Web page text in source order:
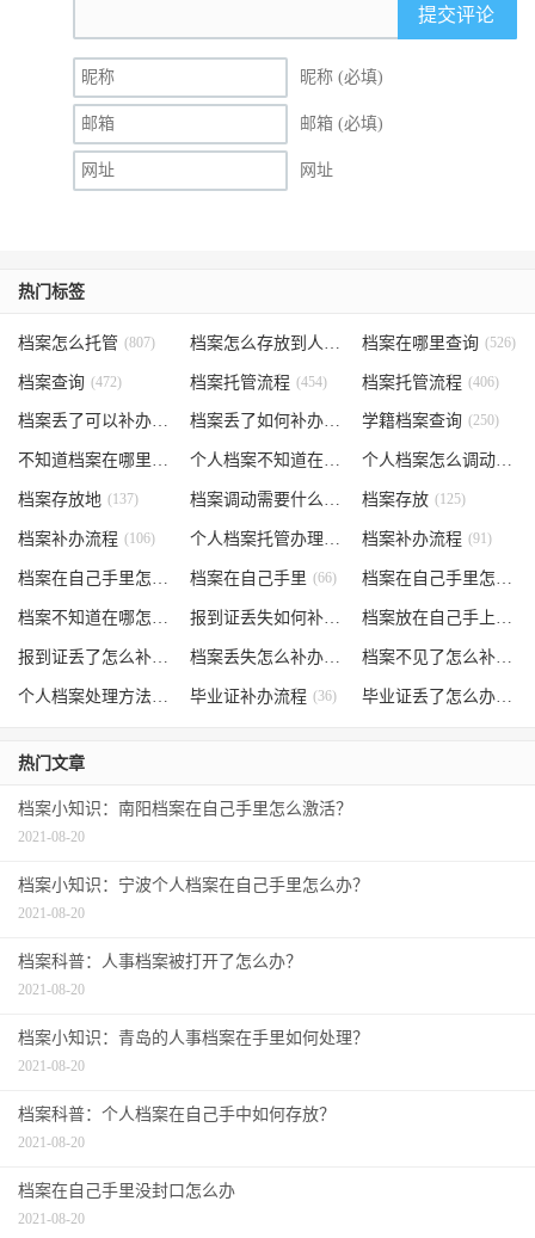
提交评论
昵称 (必填)
邮箱 (必填)
网址
热门标签
档案怎么托管 (807) (535)
档案在哪里查询 (526)
档案查询 (472) 档案托管流程 (454) 档案托管流程 (406)
档案丢了可以补办吗 (371) 档案丢了如何补办 学籍档案查询 (250)
不知道档案在哪里 个人档案不知道在哪儿 (191) 个人档案怎么调动
档案存放地 (137) 档案调动需要什么手续 (130)
档案存放 (125)
档案补办流程 (106) 个人档案托管办理流程 (102)
档案补办流程 (91)
档案在自己手里怎么办 (85)
档案在自己手里 (66) 档案在自己手里怎么处理
档案不知道在哪怎么办 (62) 报到证丢失如何补办 (54) 档案放在自己手上
报到证丢了怎么补办 (52) 档案丢失怎么补办 档案不见了怎么补办
个人档案处理方法 毕业证补办流程 (36) 毕业证丢了怎么办
热门文章
档案小知识：南阳档案在自己手里怎么激活？
2021-08-20
档案小知识：宁波个人档案在自己手里怎么办？
2021-08-20
档案科普：人事档案被打开了怎么办？
2021-08-20
档案小知识：青岛的人事档案在手里如何处理？
2021-08-20
档案科普：个人档案在自己手中如何存放？
2021-08-20
档案在自己手里没封口怎么办
2021-08-20